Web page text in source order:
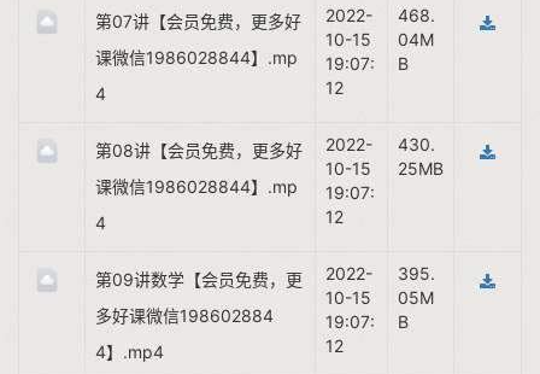
第07讲【会员免费，更多好
课微信1986028844】.mp
4
2022-
10-15
19:07:
12
468.
04M
B
第08讲【会员免费，更多好
课微信1986028844】.mp
4
2022-
10-15
19:07:
12
430.
25MB
第09讲数学【会员免费，更
多好课微信198602884
4】.mp4
2022-
10-15
19:07:
12
395.
05M
B